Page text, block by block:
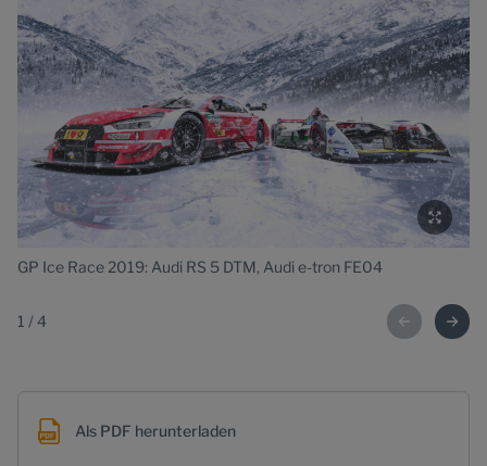
GP Ice Race 2019: Audi RS 5 DTM, Audi e-tron FE04
1 /4
Als PDF herunterladen